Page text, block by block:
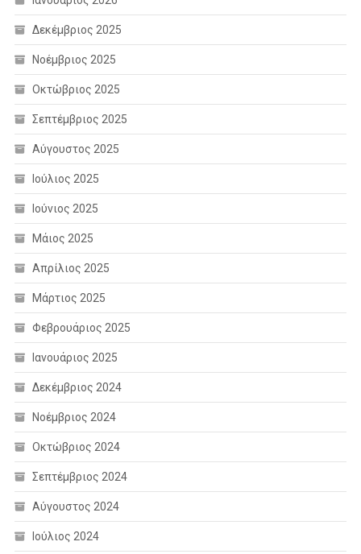
Δεκέμβριος 2025
Νοέμβριος 2025
Οκτώβριος 2025
Σεπτέμβριος 2025
Αύγουστος 2025
Ιούλιος 2025
Ιούνιος 2025
Μάιος 2025
Απρίλιος 2025
Μάρτιος 2025
Φεβρουάριος 2025
Ιανουάριος 2025
Δεκέμβριος 2024
Νοέμβριος 2024
Οκτώβριος 2024
Σεπτέμβριος 2024
Αύγουστος 2024
Ιούλιος 2024